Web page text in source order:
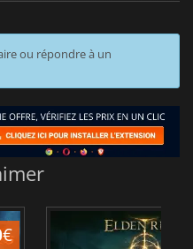
ou répondre à un
€